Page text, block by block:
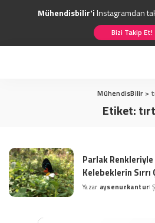
Mühendisbilir'iInstagramdan
Bizi Takip Et!
MühendisBilir >
Etiket:
Parlak
Kelebeklerin Sırrı
Posted
Yazar aysenurkantur